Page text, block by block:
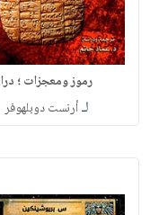
رموز ومعجزات ؛ درا
لـأرنست دوبلهوفر